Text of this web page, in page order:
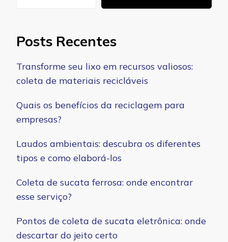
Posts Recentes
Transforme seu lixo em recursos valiosos:
coleta de materiais recicláveis
Quais os benefícios da reciclagem para
empresas?
Laudos ambientais: descubra os diferentes
tipos e como elaborá-los
Coleta de sucata ferrosa: onde encontrar
esse serviço?
Pontos de coleta de sucata eletrônica: onde
descartar do jeito certo